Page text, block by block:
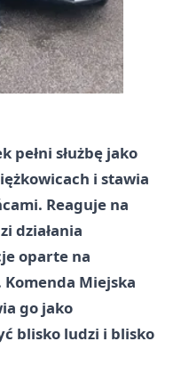
pełni służbę jako
i stawia
Reaguje na
działania
oparte na
Miejska
go jako
blisko ludzi i blisko